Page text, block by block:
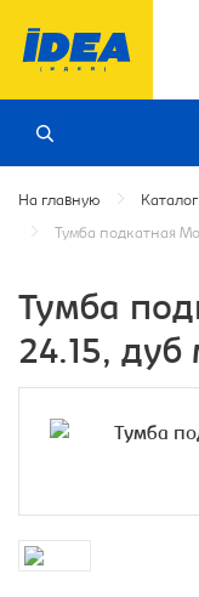
На главную Каталог
Тумба подкатная
Тумба
24.15,